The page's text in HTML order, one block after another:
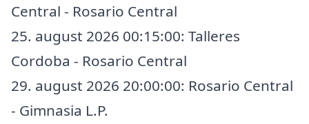
Central - Rosario Central
25. august 2026 00:15:00: Talleres
Cordoba - Rosario Central
29. august 2026 20:00:00: Rosario Central
- Gimnasia L.P.